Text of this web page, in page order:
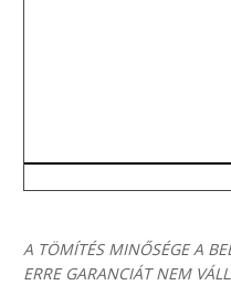
A TÖMÍTÉS MINŐSÉGE A
ERRE GARANCIÁT NEM